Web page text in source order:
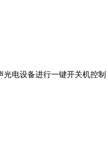
电设备进行一键开关机控